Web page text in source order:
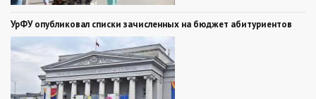
УрФУ опубликовал списки зачисленных на бюджет абитуриентов